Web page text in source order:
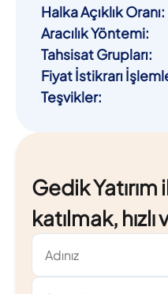
Halka Açıklık Oranı:
Aracılık Yöntemi:
Tahsisat Grupları:
Fiyat İstikrarı
Teşvikler:
Gedik
katılmak,